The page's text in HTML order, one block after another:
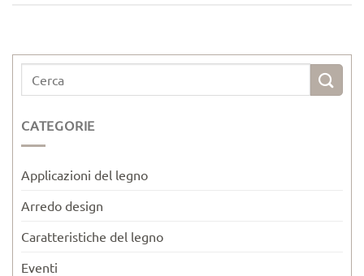
CATEGORIE
Applicazioni del legno
Arredo design
Caratteristiche del legno
Eventi